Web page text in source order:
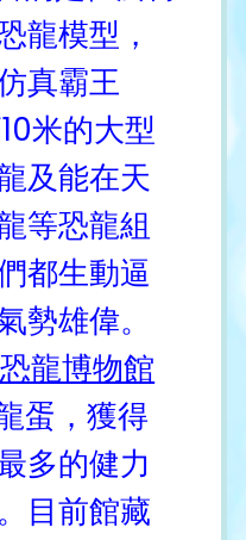
龍模型，
真霸王
米的大型
及能在天
等恐龍組
都生動逼
勢雄偉。
龍博物館
蛋，獲得
多的健力
目前館藏